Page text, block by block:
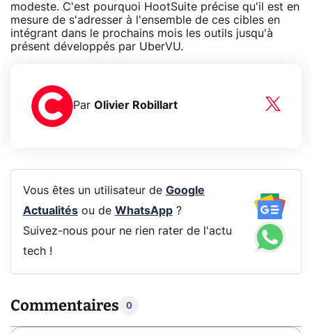
modeste. C'est pourquoi HootSuite précise qu'il est en
mesure de s'adresser à l'ensemble de ces cibles en
intégrant dans le prochains mois les outils jusqu'à
présent développés par UberVU.
Par Olivier Robillart
Vous êtes un utilisateur de Google
Actualitésou de WhatsApp?
Suivez-nous pour ne rien rater de l'actu
tech !
Commentaires 0